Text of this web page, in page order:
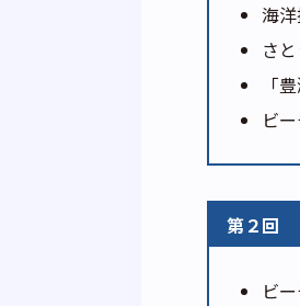
海
さ
「
ビ
第２回
ビ